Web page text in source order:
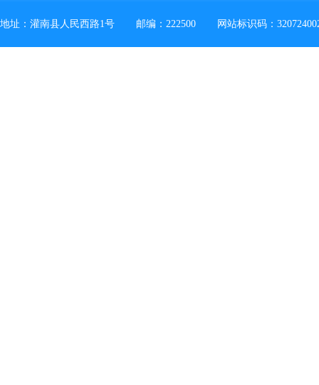
地址：灌南县人民西路1号 邮编：222500 网站标识码：